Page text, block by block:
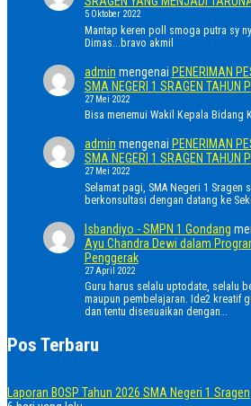
5 Oktober 2022
Mantap keren poll smoga putra sy
Dimas...bravo akmil
admin mengenai PENERIMAN
SMA NEGERI 1 SRAGEN
27 Mei 2022
Bisa menemui Wakil Kepala Bidang
admin mengenai PENERIMAN
SMA NEGERI 1 SRAGEN
27 Mei 2022
Selamat pagi, SMA Negeri 1 Sragen
berkonsultasi dengan datang ke
Isbandiyo - SMPN 1 Gondang
Ayu Chandra Dewi dalam
Penggerak
27 April 2022
Guru harus selalu uptodate, selalu
maupun pembelajaran. Ide2 kreatif
dan tentu disesuaikan dengan…
Pos Terbaru
Laporan BOSP Tahun 2026 SMA Negeri 1 Sragen